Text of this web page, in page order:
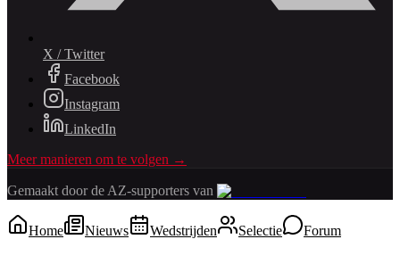
X / Twitter
Facebook
Instagram
LinkedIn
Meer manieren om te volgen →
Gemaakt door de AZ-supporters van
Home Nieuws Wedstrijden Selectie Forum